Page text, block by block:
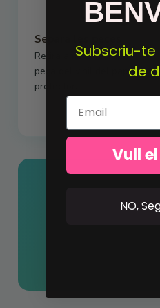
Separa les peces
Retira amb cura cada
peça del vinil del paper
protector.
Subscriu-te
de
Email
Vull
NO,